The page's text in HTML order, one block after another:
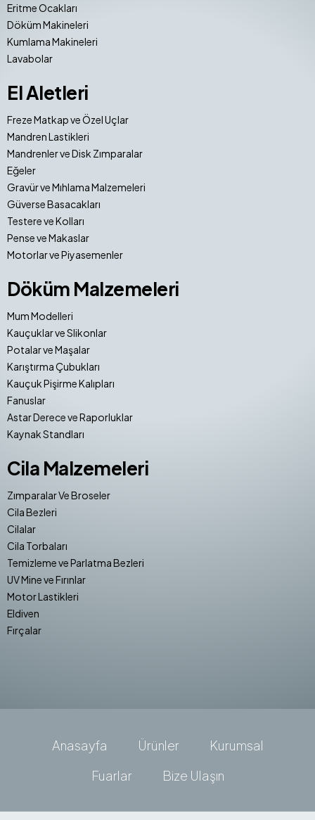
Eritme Ocakları
Döküm Makineleri
Kumlama Makineleri
Lavabolar
El Aletleri
Freze Matkap ve Özel Uçlar
Mandren Lastikleri
Mandrenler ve Disk Zımparalar
Eğeler
Gravür ve Mıhlama Malzemeleri
Güverse Basacakları
Testere ve Kolları
Pense ve Makaslar
Motorlar ve Piyasemenler
Döküm Malzemeleri
Mum Modelleri
Kauçuklar ve Slikonlar
Potalar ve Maşalar
Karıştırma Çubukları
Kauçuk Pişirme Kalıpları
Fanuslar
Astar Derece ve Raporluklar
Kaynak Standları
Cila Malzemeleri
Zımparalar Ve Broseler
Cila Bezleri
Cilalar
Cila Torbaları
Temizleme ve Parlatma Bezleri
UV Mine ve Fırınlar
Motor Lastikleri
Eldiven
Fırçalar
Anasayfa Ürünler
Kurumsal
Fuarlar
Bize Ulaşın